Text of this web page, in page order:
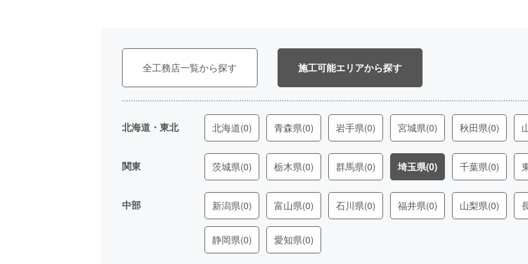
全工務店一覧 施工可能エリア
北海道・東北 北海道(0) 青森県(0) 岩手県(0) 宮城県(0) 秋田県(0)
関東 茨城県(0) 栃木県(0) 群馬県(0) 埼玉県(0) 千葉県(0)
中部 新潟県(0) 富山県(0) 石川県(0) 福井県(0) 山梨県(0)
静岡県(0) 愛知県(0)